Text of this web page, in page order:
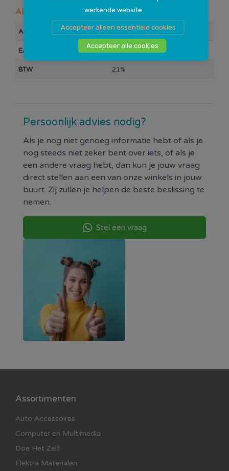
werkende website.
Accepteer alleen essentiele cookies
Accepteer alle cookies
Algemeen
Artikelnummer 114257
EAN Barcode 8714868033255
BTW 21%
Persoonlijk advies nodig?
Als je nog niet genoeg informatie hebt of als je
nog steeds niet zeker bent over iets, of als je
een andere vraag hebt, dan kun je jouw vraag
direct stellen aan een van onze winkels in jouw
buurt. Zij zullen je helpen de beste beslissing te
nemen.
Stel een vraag
Assortimenten
Auto Accessoires
Computer en Multimedia
Doe Het Zelf
Elektra Materialen